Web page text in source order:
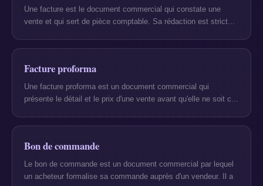
Une facture est le document commercial qui constate une
vente et qui sert de pièce comptable. Sa rédaction est strict...
Facture proforma
Une facture proforma est un document commercial qui
présente le détail et le prix d'une vente avant qu'elle ne soit c...
Bon de commande
Le bon de commande est un document commercial par lequel
un acheteur formalise sa commande auprès d'un vendeur. Il a